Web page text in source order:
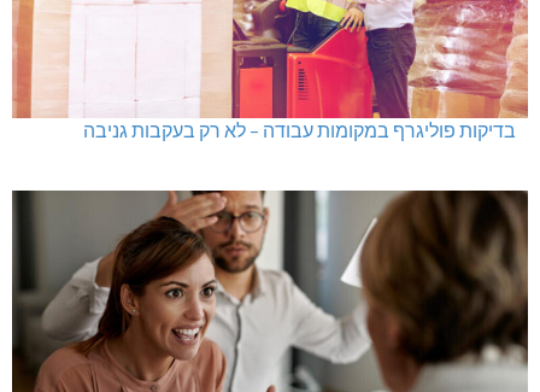
בדיקות פוליגרף במקומות עבודה – לא רק בעקבות גניבה